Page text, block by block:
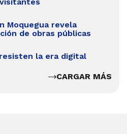
Moquegua revela
de obras públicas
la era digital
CARGAR MÁS